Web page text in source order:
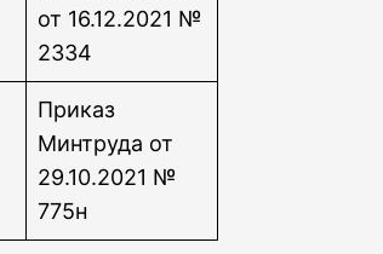
от 16.12.2021 №
2334
Приказ
Минтруда от
29.10.2021 №
775н